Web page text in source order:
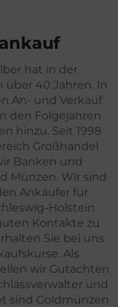
hat in der
über 40 Jahren. In
An- und Verkauf
den Folgejahren
hinzu. Seit 1998
Großhandel
Banken und
Münzen. Wir sind
Ankäufer für
Holstein
Kontakte zu
Sie bei uns
Als
wir Gutachten
und
sind Goldmünzen